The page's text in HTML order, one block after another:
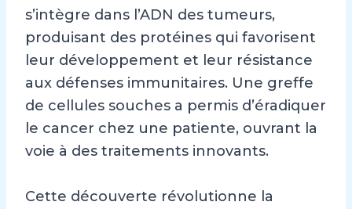
s’intègre dans l’ADN des tumeurs,
produisant des protéines qui favorisent
leur développement et leur résistance
aux défenses immunitaires. Une greffe
de cellules souches a permis d’éradiquer
le cancer chez une patiente, ouvrant la
voie à des traitements innovants.
Cette découverte révolutionne la